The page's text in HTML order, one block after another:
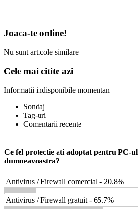
Joaca-te online!
Nu sunt articole similare
Cele mai citite azi
Informatii indisponibile momentan
Sondaj
Tag-uri
Comentarii recente
Ce fel protectie ati adoptat pentru PC-ul
dumneavoastra?
Antivirus / Firewall comercial - 20.8%
Antivirus / Firewall gratuit - 65.7%